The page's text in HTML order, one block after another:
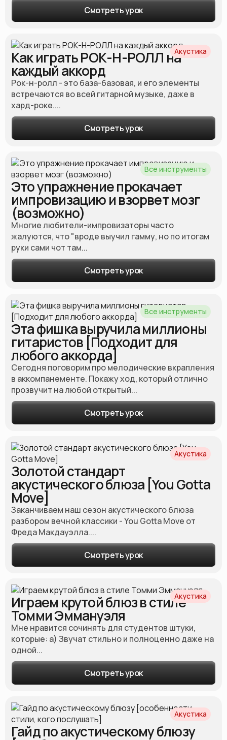
Смотреть урок
Акустика
Как играть РОК-Н-РОЛЛ на
каждый аккорд
Рок-н-ролл - это база-базовая, и его элементы
встречаются во всей гитарной музыке, даже в
хард-роке....
Смотреть урок
Все инструменты
Это упражнение прокачает
импровизацию и взорвет мозг
(возможно)
Многие любители-импровизаторы часто
жалуются, что "вроде выучил гамму, но по итогам
руки сами чот там...
Смотреть урок
Все инструменты
Эта фишка выручила миллионы
гитаристов [Подходит для
любого аккорда]
Сегодня поговорим про мелодические вкрапления
в аккомпанементе. Покажу ход, который отлично
прозвучит на любой открытый...
Смотреть урок
Акустика
Золотой стандарт
акустического блюза [You Gotta
Move]
Заканчиваем наш сезон акустического блюза
разбором вечной классики - You Gotta Move от
Фреда Макдауэлла....
Смотреть урок
Акустика
Играем крутой блюз в стиле
Томми Эммануэля
Мне нравится сочинять для студентов штуки,
которые: а) Звучат стильно и полноценно даже на
одной...
Смотреть урок
Акустика
Гайд по акустическому блюзу
Cлайд
Необычные темы
Джаз
Блюз
Рок
Рок-н-ролл
Фанк
Фингерпикинг
Применить фильтры